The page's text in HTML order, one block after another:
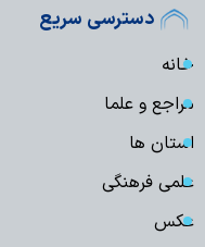
دسترسی سریع
خانه
مراجع و علما
استان ها
علمی فرهنگی
عکس